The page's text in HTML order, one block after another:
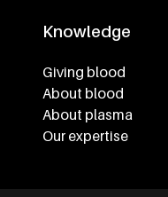
Knowledge
Giving blood
About blood
About plasma
Our expertise